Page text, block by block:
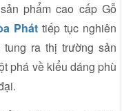
phẩm cao cấp Gỗ
Phát tiếp tục nghiên
ra thị trường sản
phá về kiểu dáng phù